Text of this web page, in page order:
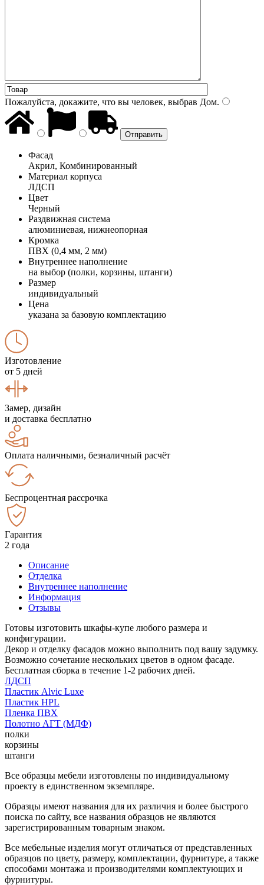
Пожалуйста, докажите, что вы человек, выбрав Дом.
Фасад
Акрил, Комбинированный
Материал корпуса
ЛДСП
Цвет
Черный
Раздвижная система
алюминиевая, нижнеопорная
Кромка
ПВХ (0,4 мм, 2 мм)
Внутреннее наполнение
на выбор (полки, корзины, штанги)
Размер
индивидуальный
Цена
указана за базовую комплектацию
Изготовление
от 5 дней
Замер, дизайн
и доставка бесплатно
Оплата наличными, безналичный расчёт
Беспроцентная рассрочка
Гарантия
2 года
Описание
Отделка
Внутреннее наполнение
Информация
Отзывы
Готовы изготовить шкафы-купе любого размера и
конфигурации.
Декор и отделку фасадов можно выполнить под вашу задумку.
Возможно сочетание нескольких цветов в одном фасаде.
Бесплатная сборка в течение 1-2 рабочих дней.
ЛДСП
Пластик Alvic Luxe
Пластик HPL
Пленка ПВХ
Полотно АГТ (МДФ)
полки
корзины
штанги
Все образцы мебели изготовлены по индивидуальному
проекту в единственном экземпляре.
Образцы имеют названия для их различия и более быстрого
поиска по сайту, все названия образцов не являются
зарегистрированным товарным знаком.
Все мебельные изделия могут отличаться от представленных
образцов по цвету, размеру, комплектации, фурнитуре, а также
способами монтажа и производителями комплектующих и
фурнитуры.